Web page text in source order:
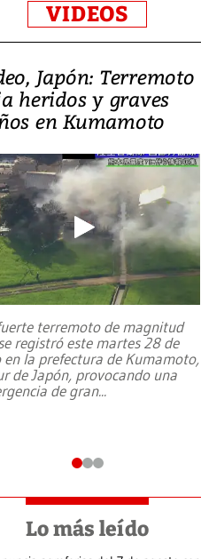
VIDEOS
Japón: Terremoto
heridos y graves
en Kumamoto
terremoto de magnitud
registró este martes 28 de
en la prefectura de Kumamoto,
de Japón, provocando una
de gran...
Lo más leído